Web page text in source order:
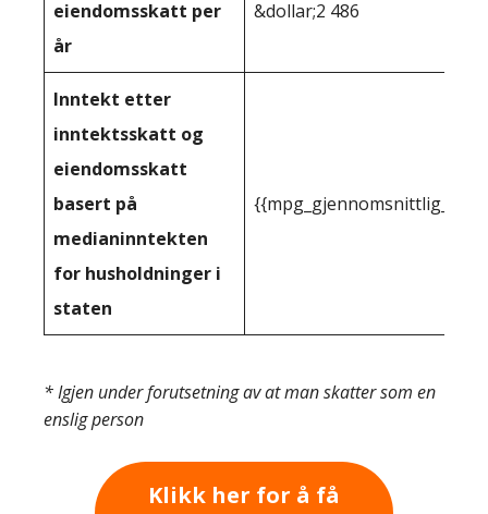
eiendomsskatt per
år
&dollar;2 486
Inntekt etter
inntektsskatt og
eiendomsskatt
basert på
medianinntekten
for husholdninger i
staten
* Igjen under forutsetning av at man skatter som en
enslig person
Klikk her for å få